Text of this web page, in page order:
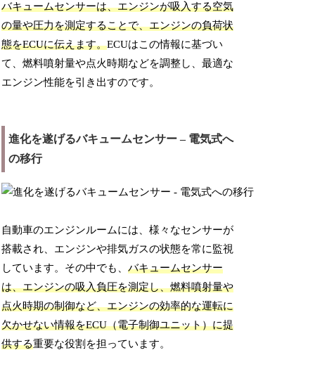
バキュームセンサーは、エンジンが吸入する空気
の量や圧力を測定することで、エンジンの負荷状
態をECUに伝えます。ECUはこの情報に基づい
て、燃料噴射量や点火時期などを調整し、最適な
エンジン性能を引き出すのです。
進化を遂げるバキュームセンサー – 電気式へ
の移行
自動車のエンジンルームには、様々なセンサーが
搭載され、エンジンや排気ガスの状態を常に監視
しています。その中でも、バキュームセンサー
は、エンジンの吸入負圧を測定し、燃料噴射量や
点火時期の制御など、エンジンの効率的な運転に
欠かせない情報をECU（電子制御ユニット）に提
供する重要な役割を担っています。